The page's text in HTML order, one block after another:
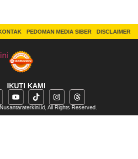
PEDOMAN MEDIA SIBER DISCLAIMER
IKUTI KAMI
All Rights Reserved.